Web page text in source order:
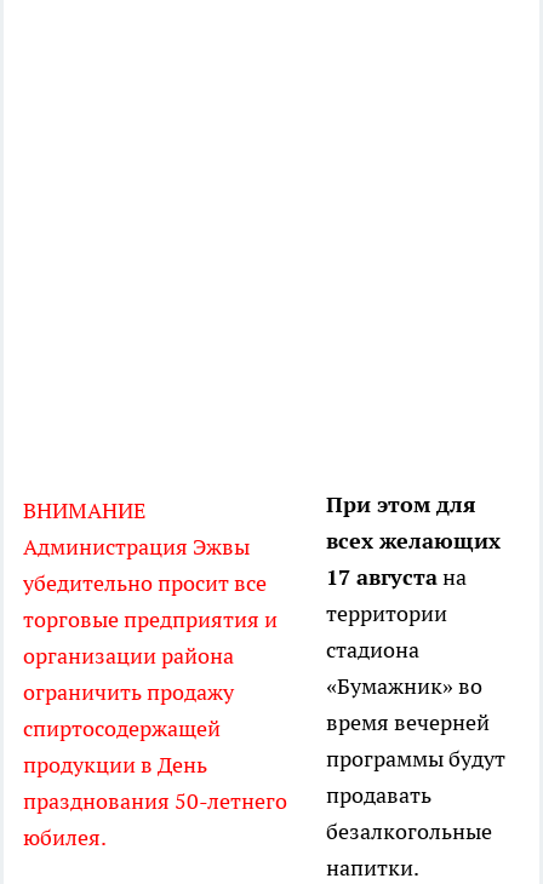
ВНИМАНИЕ
Администрация Эжвы
убедительно просит все
торговые предприятия и
организации района
ограничить продажу
спиртосодержащей
продукции в День
празднования 50-летнего
юбилея.
При этом для
всех желающих
17 августана
территории
стадиона
«Бумажник» во
время вечерней
программы будут
продавать
безалкогольные
напитки.